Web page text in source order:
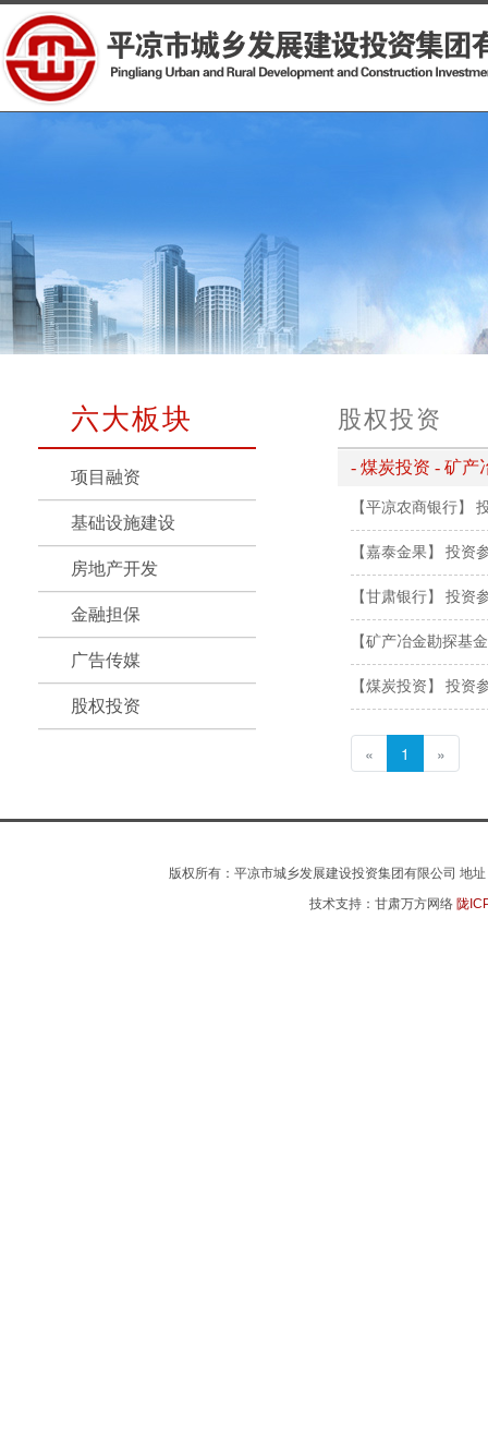
六大板块
项目融资
基础设施建设
房地产开发
金融担保
广告传媒
股权投资
股权投资
- 煤炭投资 - 矿产
【平凉农商银行】
【嘉泰金果】 投资
【甘肃银行】 投资
【矿产冶金勘探基
【煤炭投资】 投资
« 1 »
版权所有：平凉市城乡发展建设投资集团有限公司 地
技术支持：甘肃万方网络 陇